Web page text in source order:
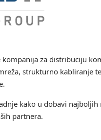
kompanija za distribuciju
strukturno kabliranje
kako u dobavi najboljih
partnera.